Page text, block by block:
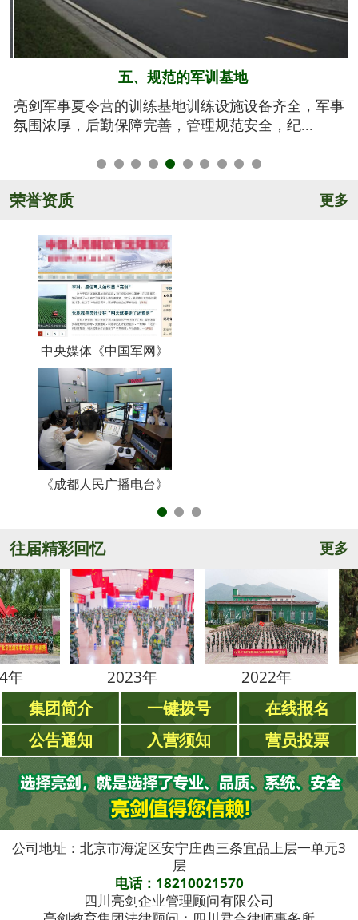
六、系统的安全保障
我们将安全视为生命，安全高于一切！从孩子训练期
间的衣、食、住、行全方位有效管控，由生活...
荣誉资质 更多
中央媒体《中国军网》
《成都人民广播电台》
往届精彩回忆 更多
集团简介 一键拨号
在线报名
公告通知
入营须知 营员投票
公司地址：北京市海淀区安宁庄西三条宜品上层一单元3
层
电话：18210021570
四川亮剑企业管理顾问有限公司